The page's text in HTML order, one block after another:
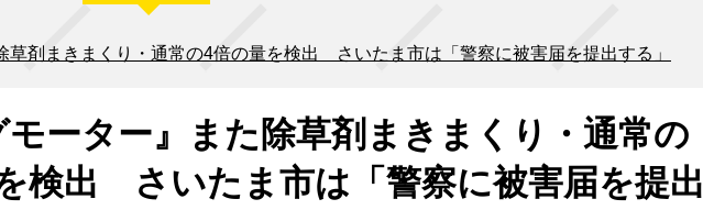
草剤まきまくり・通常の4倍の量を検出 さいたま市は「警察に被害届を提出する」
モーター』また除草剤まきまくり・通常の
検出 さいたま市は「警察に被害届を提出